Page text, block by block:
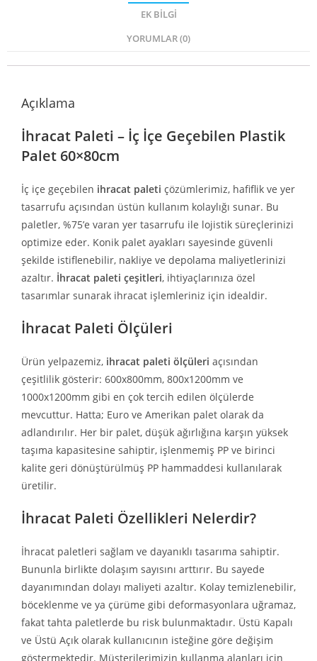
EK BILGI
YORUMLAR (0)
Açıklama
İhracat Paleti – İç İçe Geçebilen Plastik
Palet 60×80cm
İç içe geçebilen ihracat paleti çözümlerimiz, hafiflik ve yer
tasarrufu açısından üstün kullanım kolaylığı sunar. Bu
paletler, %75’e varan yer tasarrufu ile lojistik süreçlerinizi
optimize eder. Konik palet ayakları sayesinde güvenli
şekilde istiflenebilir, nakliye ve depolama maliyetlerinizi
azaltır. İhracat paleti çeşitleri, ihtiyaçlarınıza özel
tasarımlar sunarak ihracat işlemleriniz için idealdir.
İhracat Paleti Ölçüleri
Ürün yelpazemiz, ihracat paleti ölçüleri açısından
çeşitlilik gösterir: 600x800mm, 800x1200mm ve
1000x1200mm gibi en çok tercih edilen ölçülerde
mevcuttur. Hatta; Euro ve Amerikan palet olarak da
adlandırılır. Her bir palet, düşük ağırlığına karşın yüksek
taşıma kapasitesine sahiptir, işlenmemiş PP ve birinci
kalite geri dönüştürülmüş PP hammaddesi kullanılarak
üretilir.
İhracat Paleti Özellikleri Nelerdir?
İhracat paletleri sağlam ve dayanıklı tasarıma sahiptir.
Bununla birlikte dolaşım sayısını arttırır. Bu sayede
dayanımından dolayı maliyeti azaltır. Kolay temizlenebilir,
böceklenme ve ya çürüme gibi deformasyonlara uğramaz,
fakat tahta paletlerde bu risk bulunmaktadır. Üstü Kapalı
ve Üstü Açık olarak kullanıcının isteğine göre değişim
göstermektedir. Müşterilerimizin kullanma alanları için